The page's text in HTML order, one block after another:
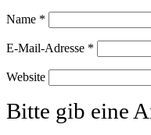
Name *
E-Mail-Adresse *
Website
Bitte gib eine